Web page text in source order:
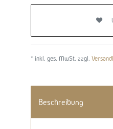
* inkl. ges. MwSt. zzgl.
Beschreibung